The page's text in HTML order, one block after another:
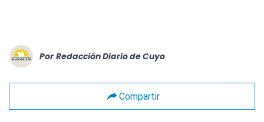
Por Redacción Diario de Cuyo
Compartir